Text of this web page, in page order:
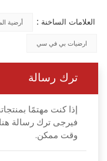
العلامات الساخنة : أرضية
ارضيات بي في سي
ترك رسالة
إذا كنت مهتمًا
فيرجى ترك رسالة
وقت ممكن.